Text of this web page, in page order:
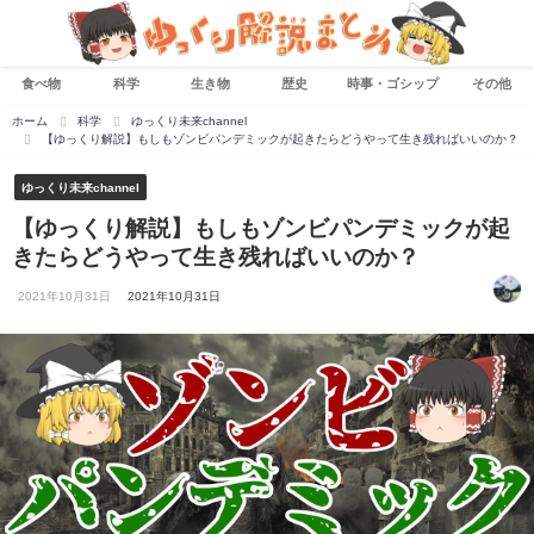
食べ物 科学 生き物 歴史 時事・ゴシップ その他
ホーム 科学
ゆっくり未来channel
【ゆっくり解説】もしもゾンビパンデミックが起きたらどうやって生き残ればいいのか？
ゆっくり未来channel
【ゆっくり解説】もしもゾンビパンデミックが起
きたらどうやって生き残ればいいのか？
2021年10月31日 2021年10月31日